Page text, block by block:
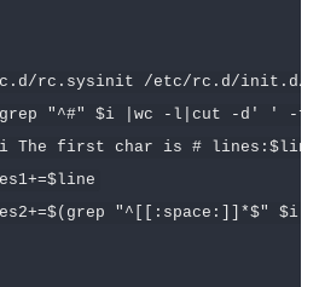
. d/ rc . sysinit /etc/ rc . d/ init . d/
grep "^#" $i wc - l cut - d ' ' - f1
The first char is #
+=$line
+=$( grep "^[[:space:]]*$" $i